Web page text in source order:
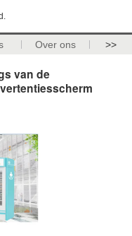
Over ons >>
van de